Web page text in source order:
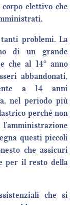
elettivo che
problemi. La
di un grande
che al 14° anno
abbandonati,
a 14 anni
nel periodo più
perché non
questi piccoli
che assicuri
per il resto della
che si